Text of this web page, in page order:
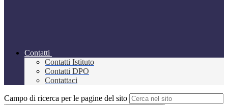
Contatti
Contatti Istituto
Contatti DPO
Contattaci
Campo di ricerca per le pagine del sito